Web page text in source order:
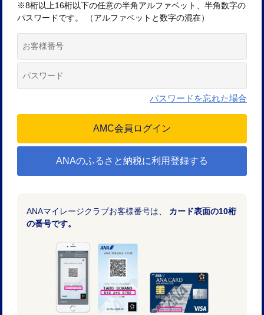
※8桁以上16桁以下の任意の半角アルファベット、半角数字の
パスワードです。 （アルファベットと数字の混在）
パスワードを忘れた場合
ANAのふるさと納税に利用登録する
ANAマイレージクラブお客様番号は、 カード表面の10桁
の番号です。